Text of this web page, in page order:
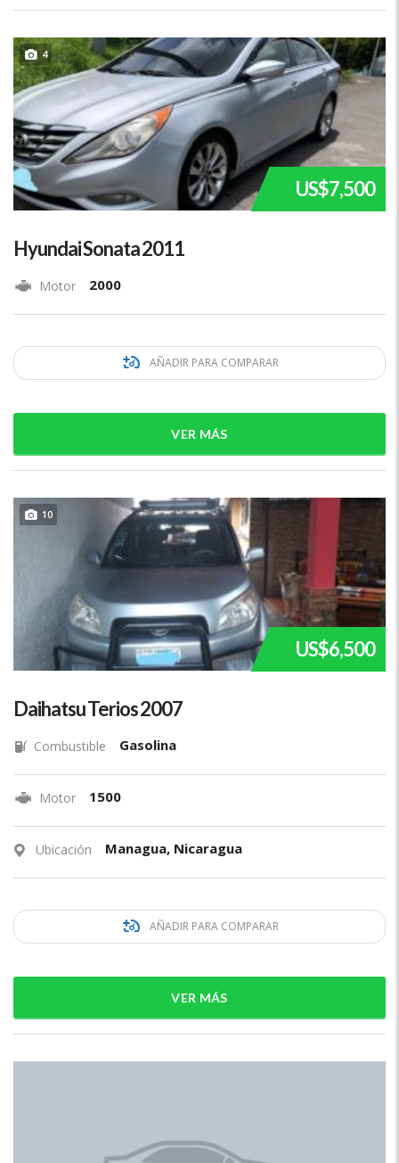
4
US$7,500
Hyundai Sonata 2011
Motor 2000
AÑADIR PARA COMPARAR
VER MÁS
10
US$6,500
Daihatsu Terios 2007
Combustible Gasolina
Motor 1500
Ubicación Managua, Nicaragua
AÑADIR PARA COMPARAR
VER MÁS